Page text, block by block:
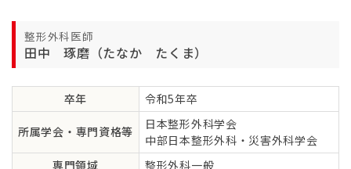
整形外科医師
田中 琢磨（たなか たくま）
卒年 令和5年卒
所属学会・専門資格等
日本整形外科学会
中部日本整形外科・災害外科学会
専門領域
整形外科一般